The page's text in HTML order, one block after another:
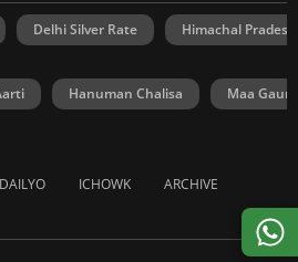
Delhi Silver Rate Himachal
Hanuman Chalisa Maa Gauri
DAILYO ICHOWK ARCHIVE